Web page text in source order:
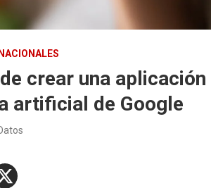
NACIONALES
crear una
artificial de Google